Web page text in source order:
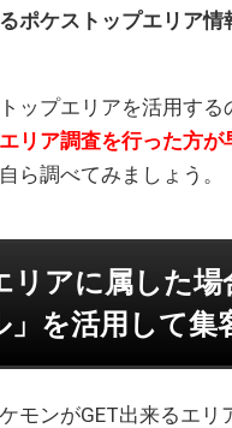
ポケストップエリア
ップエリアを活用す
リア調査を行った方が
ら調べてみましょう。
リアに属した
を活用して集
モンがGET出来るエリ